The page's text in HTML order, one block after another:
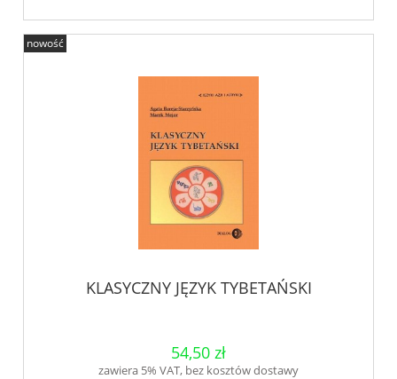
KLASYCZNY JĘZYK TYBETAŃSKI
54,50 zł
zawiera 5% VAT, bez kosztów dostawy
nowość